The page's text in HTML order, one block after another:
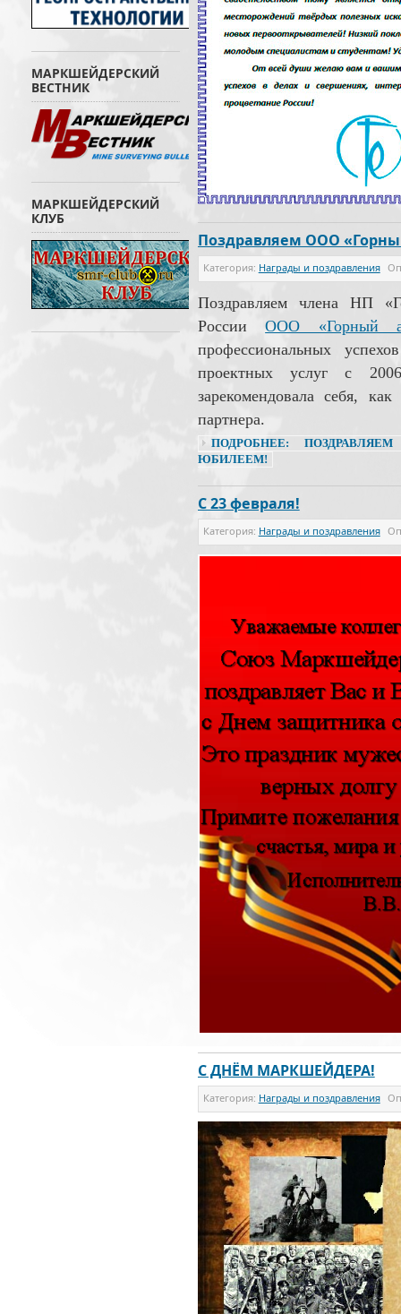
Поздравляем ООО
Категория: Награды и поздравления
Поздравляем члена НП
РоссииООО «Горный
профессиональных
проектных услуг с
зарекомендовала себя,
партнера.
ПОДРОБНЕЕ:
ЮБИЛЕЕМ!
С 23 февраля!
Категория: Награды и поздравления
С ДНЁМ МАРКШЕЙДЕРА!
Категория: Награды и поздравления
МАРКШЕЙДЕРСКИЙ
ВЕСТНИК
МАРКШЕЙДЕРСКИЙ
КЛУБ